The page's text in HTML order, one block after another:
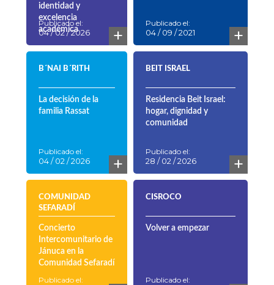
identidad y
excelencia
académica
Publicado el:
04 / 02 / 2026 +
Publicado el:
04 / 09 / 2021 +
B´NAI B´RITH
La decisión de la
familia Rassat
Publicado el:
04 / 02 / 2026 +
BEIT ISRAEL
Residencia Beit Israel:
hogar, dignidad y
comunidad
Publicado el:
28 / 02 / 2026 +
COMUNIDAD
SEFARADÍ
Concierto
Intercomunitario de
Jánuca en la
Comunidad Sefaradí
Publicado el:
CISROCO
Volver a empezar
Publicado el: